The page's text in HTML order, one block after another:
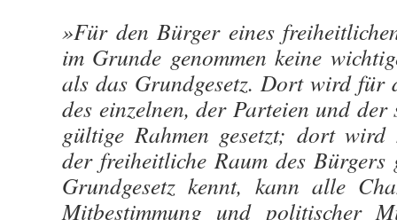
»Für den Bürger eines
im Grunde genommen keine
als das Grundgesetz. Dort wird für
des einzelnen, der Parteien und
gültige Rahmen gesetzt; dort
der freiheitliche Raum des Bürgers
Grundgesetz kennt, kann alle
Mitbestimmung und politischer